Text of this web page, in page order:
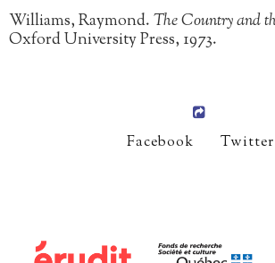
Williams, Raymond.The Country and
Oxford University Press, 1973.
Facebook Twitter